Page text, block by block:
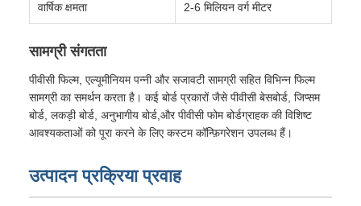
वार्षिक क्षमता 2-6 मिलियन वर्ग मीटर
सामग्री संगतता
पीवीसी फिल्म, एल्यूमीनियम पन्नी और सजावटी सामग्री सहित विभिन्न फिल्म
सामग्री का समर्थन करता है। कई बोर्ड प्रकारों जैसे पीवीसी बेसबोर्ड, जिप्सम
बोर्ड, लकड़ी बोर्ड, अनुभागीय बोर्ड,और पीवीसी फोम बोर्डग्राहक की विशिष्ट
आवश्यकताओं को पूरा करने के लिए कस्टम कॉन्फ़िगरेशन उपलब्ध हैं।
उत्पादन प्रक्रिया प्रवाह